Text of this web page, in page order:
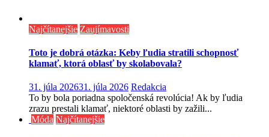
Najčítanejšie Zaujímavosti
Toto je dobrá otázka: Keby ľudia stratili schopnosť
klamať, ktorá oblasť by skolabovala?
31. júla 202631. júla 2026 Redakcia
To by bola poriadna spoločenská revolúcia! Ak by ľudia
zrazu prestali klamať, niektoré oblasti by zažili...
Móda Najčítanejšie